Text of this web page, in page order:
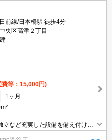
前線/日本橋駅 徒歩4分
央区高津２丁目
費等：15,000円)
1ヶ月
など充実した設備を備え付けて